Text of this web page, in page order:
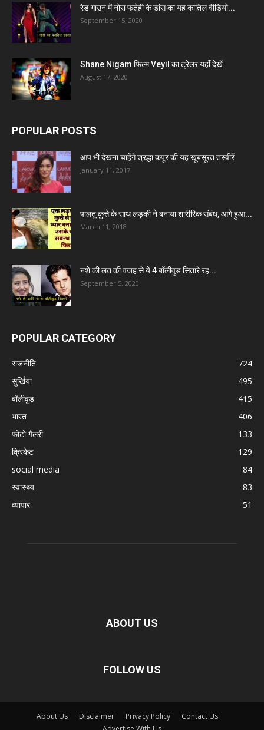
रेड गाउन में नोरा फतेही के डांस का यह कातिल वीडियो...
September 15, 2020
Shane Nigam फिल्म Veyil का ट्रेलर यहाँ देखें
August 17, 2020
POPULAR POSTS
आप भी देखना चाहेंगे श्रद्धा कपूर की यह खूबसूरत तस्वीरें
January 11, 2017
पालतू कुत्ते के साथ लड़की ने बनाया शारीरिक संबंध, आगे हुआ...
March 11, 2018
नशे की लत की वजह से ये 4 बॉलीवुड सितारे रह...
September 5, 2020
POPULAR CATEGORY
राजनीति
724
सुर्खिया
495
बॉलीवुड
415
भारत
406
फोटो गैलरी
133
क्रिकेट
129
social media
84
स्वास्थ्य
83
व्यापार
51
ABOUT US
FOLLOW US
About Us Disclaimer Privacy Policy
Contact Us